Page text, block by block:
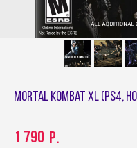
Mortal Kombat XL (PS4,
1 790 р.